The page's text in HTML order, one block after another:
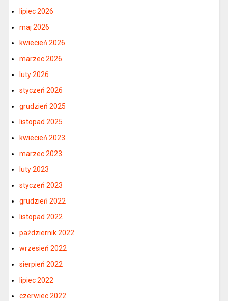
lipiec 2026
maj 2026
kwiecień 2026
marzec 2026
luty 2026
styczeń 2026
grudzień 2025
listopad 2025
kwiecień 2023
marzec 2023
luty 2023
styczeń 2023
grudzień 2022
listopad 2022
październik 2022
wrzesień 2022
sierpień 2022
lipiec 2022
czerwiec 2022